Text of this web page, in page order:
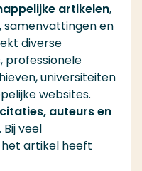
artikelen,
en
diverse
professionele
universiteiten
websites.
auteurs en
. Bij veel
het artikel heeft